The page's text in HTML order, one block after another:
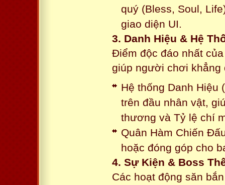
quý (Bless, Soul,
giao diện UI.
3. Danh Hiệu & Hệ
Điểm độc đáo nhất
giúp người chơi khẳng
Hệ thống Danh Hiệu
trên đầu nhân vật,
thương và Tỷ lệ chí
Quân Hàm Chiến
hoặc đóng góp cho
4. Sự Kiện & Boss
Các hoạt động săn